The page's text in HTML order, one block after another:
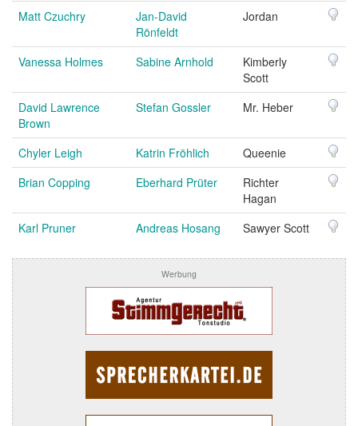
Matt Czuchry
Jan-David
Rönfeldt
Jordan
Vanessa Holmes Sabine Arnhold
Kimberly
Scott
David Lawrence
Brown
Stefan Gossler Mr. Heber
Chyler Leigh Katrin Fröhlich
Queenie
Brian Copping
Eberhard Prüter
Richter
Hagan
Karl Pruner
Andreas Hosang Sawyer Scott
Werbung